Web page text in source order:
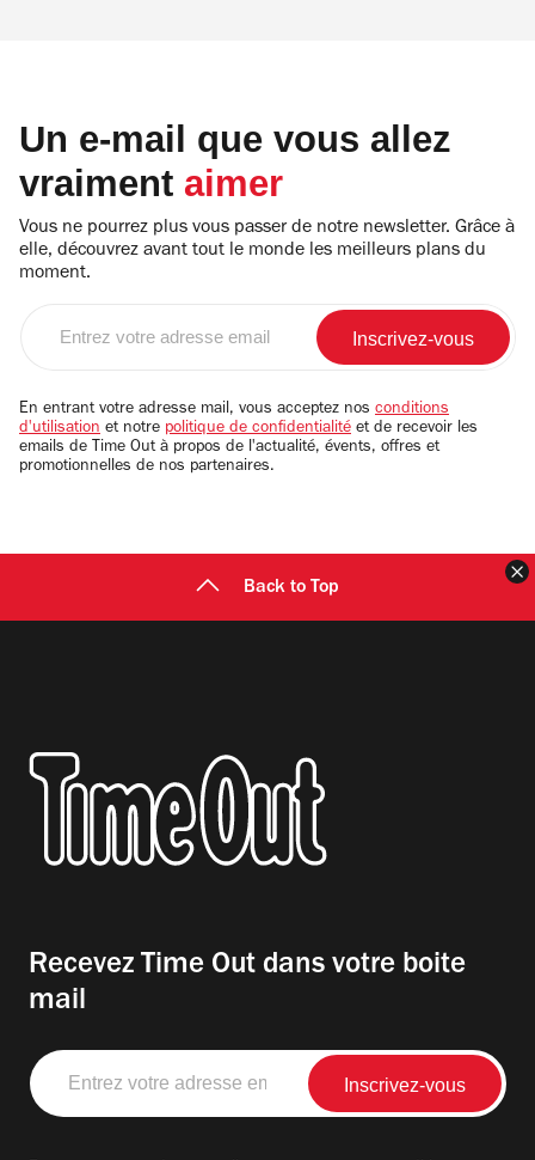
Un e-mail que vous allez
vraiment aimer
Vous ne pourrez plus vous passer de notre newsletter. Grâce à
elle, découvrez avant tout le monde les meilleurs plans du
moment.
email
En entrant votre adresse mail, vous acceptez nos conditions
d'utilisation et notre politique de confidentialité et de recevoir les
emails de Time Out à propos de l'actualité, évents, offres et
promotionnelles de nos partenaires.
Back to Top
Recevez Time Out dans votre boite
mail
Entrez
votre
adresse